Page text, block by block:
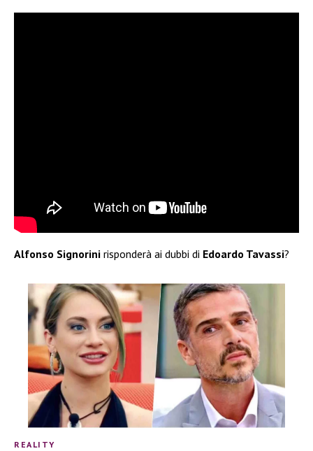
Alfonso Signorini risponderà ai dubbi di Edoardo Tavassi?
REALITY